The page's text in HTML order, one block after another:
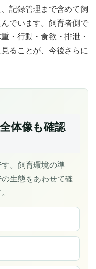
記録管理まで含めて飼
でいます。飼育者側で
・行動・食欲・排泄・
ることが、今後さらに
体像も確認
。飼育環境の準
生態をあわせて確